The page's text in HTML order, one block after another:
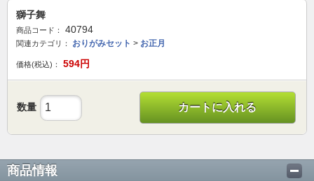
獅子舞
商品コード： 40794
関連カテゴリ： おりがみセット > お正月
価格(税込)： 594円
数量 カートに入れる
商品情報